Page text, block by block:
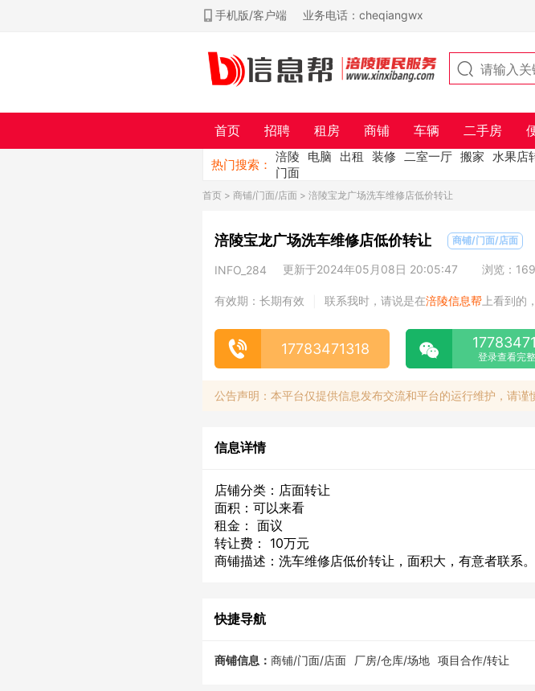
手机版/客户端 业务电话：cheqiangwx
首页 招聘 租房 商铺 车辆 二手房
热门搜索：
涪陵 电脑 出租 装修 二室一厅 搬家 水果店
门面
首页 > 商铺/门面/店面 > 涪陵宝龙广场洗车维修店低价转让
涪陵宝龙广场洗车维修店低价转让 商铺/门面/店面
INFO_284 更新于2024年05月08日 20:05:47 浏览：
有效期：长期有效 联系我时，请说是在涪陵信息帮 上看到的
17783471318 登录查看完
公告声明：本平台仅提供信息发布交流和平台的运行维护，请
信息详情
店铺分类：店面转让
面积：可以来看
租金： 面议
转让费： 10万元
商铺描述：洗车维修店低价转让，面积大，有意者联系。
快捷导航
商铺信息： 商铺/门面/店面 厂房/仓库/场地 项目合作/转让